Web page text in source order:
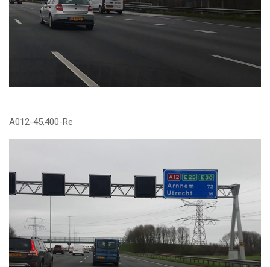
A012-45,400-Re